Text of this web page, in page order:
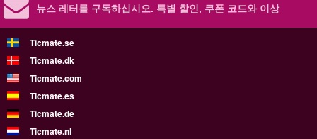
뉴스 레터를 구독하십시오. 특별 할인, 쿠폰 코드와 이상
Ticmate.se
Ticmate.dk
Ticmate.com
Ticmate.es
Ticmate.de
Ticmate.nl